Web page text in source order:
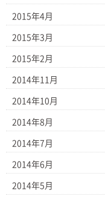
2015年4月
2015年3月
2015年2月
2014年11月
2014年10月
2014年8月
2014年7月
2014年6月
2014年5月